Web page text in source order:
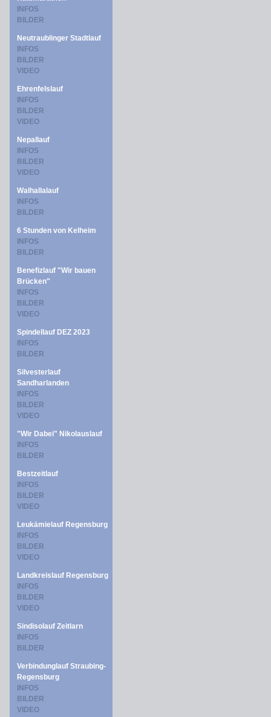
INFOS
BILDER
Neutraublinger Stadtlauf
INFOS
BILDER
VIDEO
Ehrenfelslauf
INFOS
BILDER
VIDEO
Nepallauf
INFOS
BILDER
VIDEO
Walhallalauf
INFOS
BILDER
6 Stunden von Kelheim
INFOS
BILDER
Benefizlauf "Wir bauen
Brücken"
INFOS
BILDER
VIDEO
Spindellauf DEZ 2023
INFOS
BILDER
Silvesterlauf
Sandharlanden
INFOS
BILDER
VIDEO
"Wir Dabei" Nikolauslauf
INFOS
BILDER
Bestzeitlauf
INFOS
BILDER
VIDEO
Leukämielauf Regensburg
INFOS
BILDER
VIDEO
Landkreislauf Regensburg
INFOS
BILDER
VIDEO
Sindisolauf Zeitlarn
INFOS
BILDER
Verbindunglauf Straubing-
Regensburg
INFOS
BILDER
VIDEO